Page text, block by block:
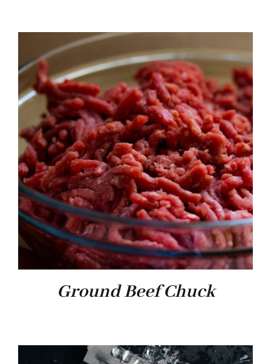
NOTICIES
CONTACTE
Ground Beef Chuck